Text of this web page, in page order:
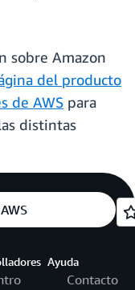
sobre Amazon
del producto
de AWS para
distintas
Ayuda
Contacto